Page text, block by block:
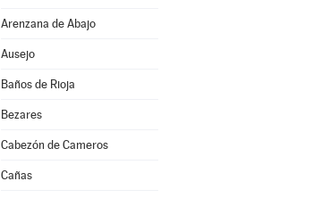
Arenzana de Abajo
Ausejo
Baños de Rioja
Bezares
Cabezón de Cameros
Cañas